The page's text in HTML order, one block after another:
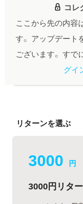
コレ
ここから先の内容
す。 アップデート
ございます。 すで
グイ
リターンを選ぶ
3000 円
3000円リタ